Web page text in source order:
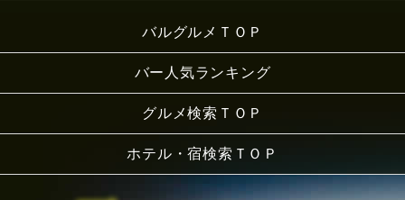
バルグルメＴＯＰ
バー人気ランキング
グルメ検索ＴＯＰ
ホテル・宿検索ＴＯＰ